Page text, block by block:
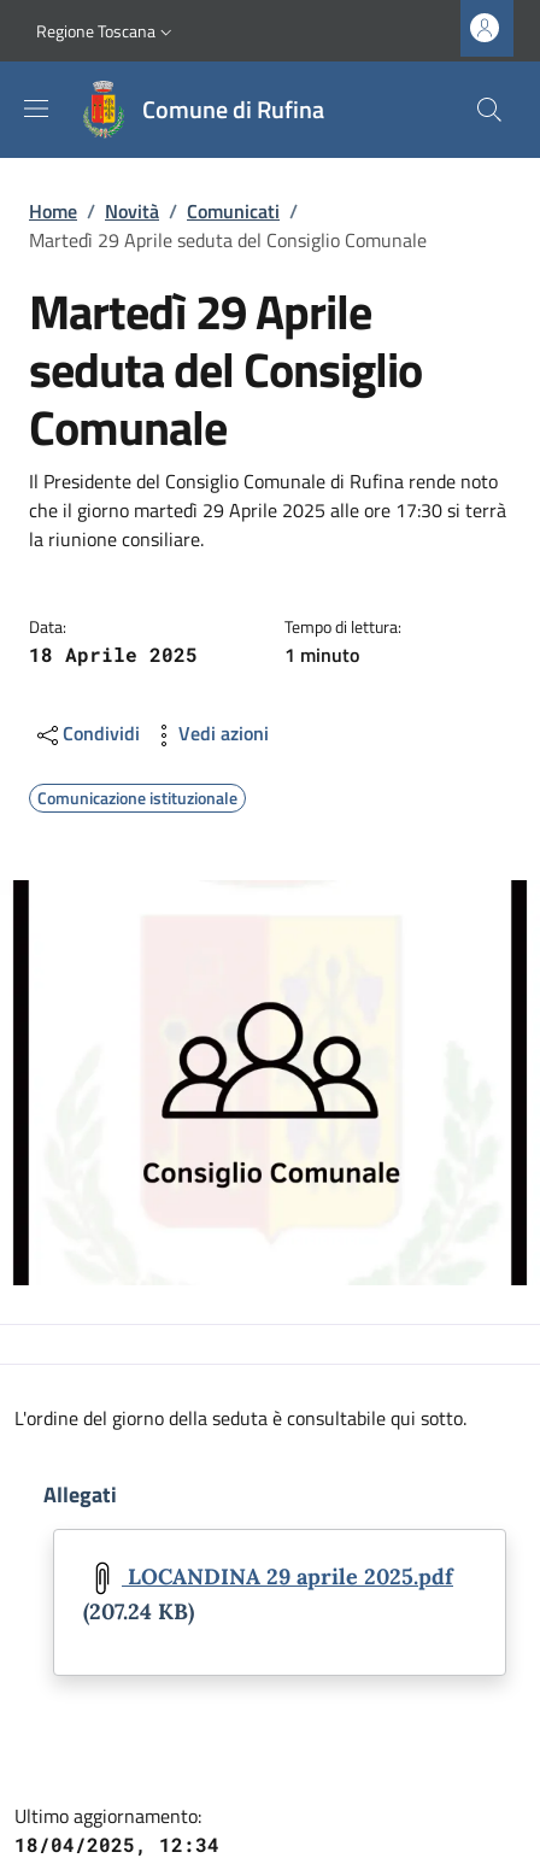
Slim top
Regione Toscana
Comune di Rufina
Briciole di pane
Home / Novità / Comunicati /
Martedì 29 Aprile seduta del Consiglio Comunale
Martedì 29 Aprile
seduta del Consiglio
Comunale
Dettagli
Descrizione breve
Il Presidente del Consiglio Comunale di Rufina rende noto
che il giorno martedì 29 Aprile 2025 alle ore 17:30 si terrà
la riunione consiliare.
Data:
18 Aprile 2025
Tempo di lettura:
1 minuto
Condividi Vedi azioni
Comunicazione istituzionale
Descrizione
L'ordine del giorno della seduta è consultabile qui sotto.
Allegati
LOCANDINA 29 aprile 2025.pdf
(207.24 KB)
Ultimo aggiornamento:
18/04/2025, 12:34